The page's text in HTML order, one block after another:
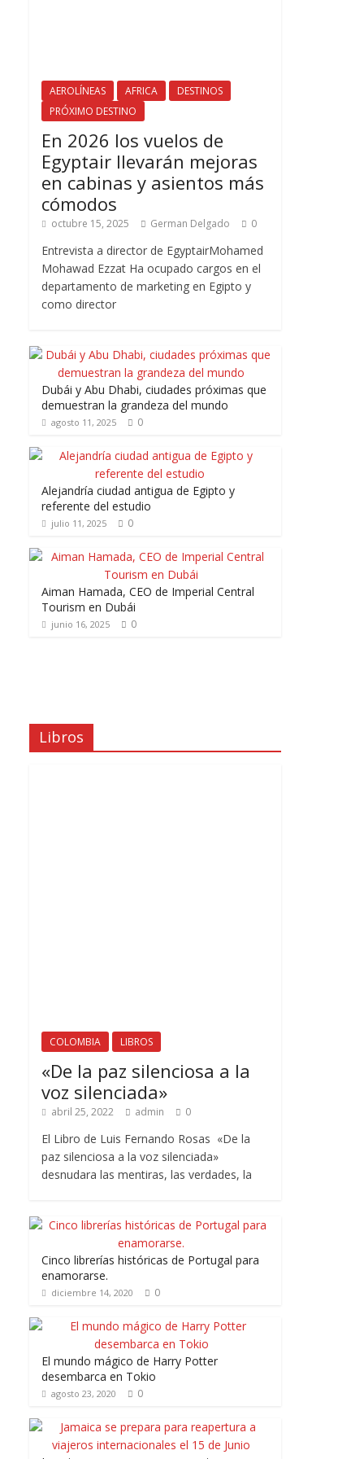
AEROLÍNEAS AFRICA
DESTINOS
PRÓXIMO DESTINO
En 2026 los vuelos de
Egyptair llevarán mejoras
en cabinas y asientos más
cómodos
octubre 15, 2025 German Delgado 0
Entrevista a director de EgyptairMohamed
Mohawad Ezzat Ha ocupado cargos en el
departamento de marketing en Egipto y
como director
Dubái y Abu Dhabi, ciudades próximas que
demuestran la grandeza del mundo
agosto 11, 2025 0
Alejandría ciudad antigua de Egipto y
referente del estudio
julio 11, 2025 0
Aiman Hamada, CEO de Imperial Central
Tourism en Dubái
junio 16, 2025 0
Libros
COLOMBIA LIBROS
«De la paz silenciosa a la
voz silenciada»
abril 25, 2022 admin 0
El Libro de Luis Fernando Rosas «De la
paz silenciosa a la voz silenciada»
desnudara las mentiras, las verdades, la
Cinco librerías históricas de Portugal para
enamorarse.
diciembre 14, 2020 0
El mundo mágico de Harry Potter
desembarca en Tokio
agosto 23, 2020 0